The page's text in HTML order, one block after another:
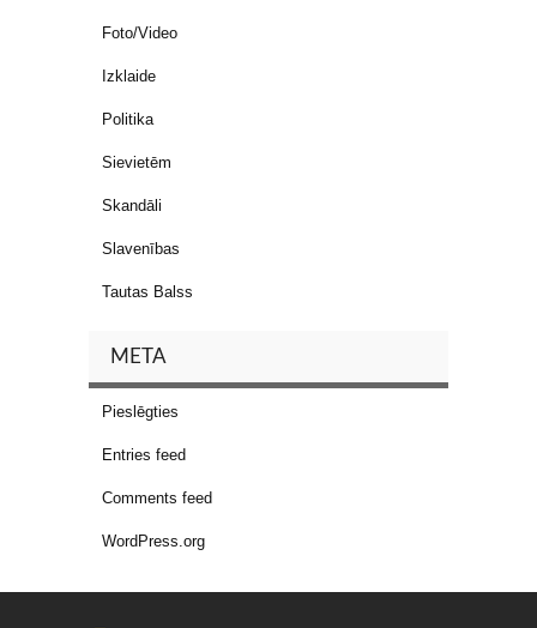
Foto/Video
Izklaide
Politika
Sievietēm
Skandāli
Slavenības
Tautas Balss
META
Pieslēgties
Entries feed
Comments feed
WordPress.org